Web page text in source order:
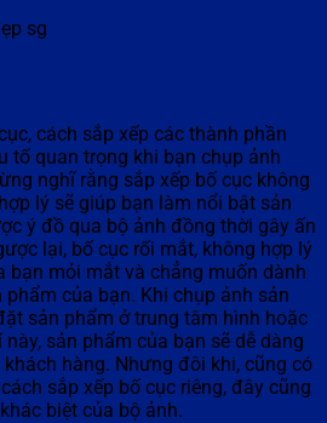
cách sắp xếp các thành phần
tố quan trọng khi bạn chụp ảnh
nghĩ rằng sắp xếp bố cục không
lý sẽ giúp bạn làm nổi bật sản
ý đồ qua bộ ảnh đồng thời gây ấn
lại, bố cục rối mắt, không hợp lý
bạn mỏi mắt và chẳng muốn dành
của bạn. Khi chụp ảnh sản
sản phẩm ở trung tâm hình hoặc
sản phẩm của bạn sẽ dễ dàng
hàng. Nhưng đôi khi, cũng có
sắp xếp bố cục riêng, đây cũng
biệt của bộ ảnh.